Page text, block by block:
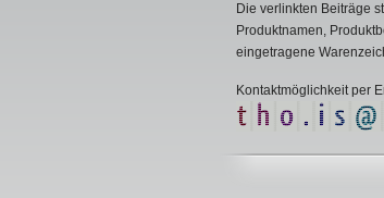
Die verlinkten Beiträge
Produktnamen,
eingetragene
Kontaktmöglichkeit per